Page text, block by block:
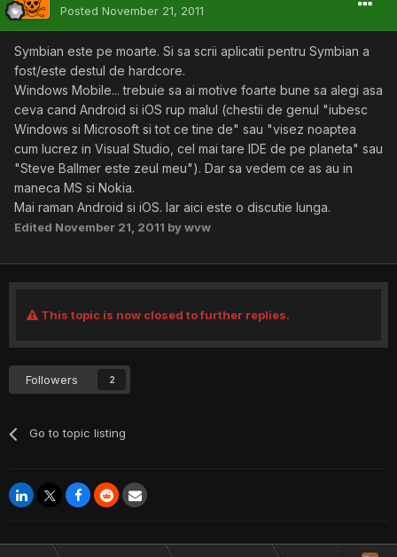
Posted November 21, 2011
Symbian este pe moarte. Si sa scrii aplicatii pentru Symbian a
fost/este destul de hardcore.
Windows Mobile... trebuie sa ai motive foarte bune sa alegi asa
ceva cand Android si iOS rup malul (chestii de genul "iubesc
Windows si Microsoft si tot ce tine de" sau "visez noaptea
cum lucrez in Visual Studio, cel mai tare IDE de pe planeta" sau
"Steve Ballmer este zeul meu"). Dar sa vedem ce as au in
maneca MS si Nokia.
Mai raman Android si iOS. Iar aici este o discutie lunga.
Edited November 21, 2011 by wvw
This topic is now closed to further replies.
Followers 2
Go to topic listing